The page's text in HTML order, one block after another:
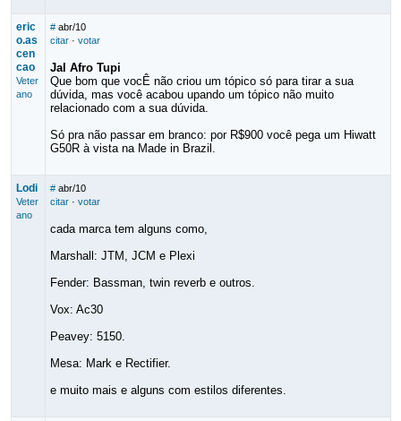
eric
o.as
cen
cao
Veter
ano
# abr/10
citar· votar
Jal Afro Tupi
Que bom que vocÊ não criou um tópico só para tirar a sua
dúvida, mas você acabou upando um tópico não muito
relacionado com a sua dúvida.
Só pra não passar em branco: por R$900 você pega um Hiwatt
G50R à vista na Made in Brazil.
Lodi
Veter
ano
# abr/10
citar· votar
cada marca tem alguns como,
Marshall: JTM, JCM e Plexi
Fender: Bassman, twin reverb e outros.
Vox: Ac30
Peavey: 5150.
Mesa: Mark e Rectifier.
e muito mais e alguns com estilos diferentes.